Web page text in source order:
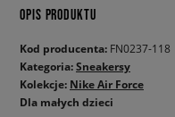
OPIS PRODUKTU
Kod producenta: FN0237-118
Kategoria:Sneakersy
Kolekcje: Nike Air Force
Dla małych dzieci